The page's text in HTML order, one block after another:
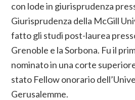
con lode in giurisprudenza
Giurisprudenza della McGill
fatto gli studi post-laurea
Grenoble e la Sorbona. Fu il
nominato in una corte
stato Fellow onorario
Gerusalemme.